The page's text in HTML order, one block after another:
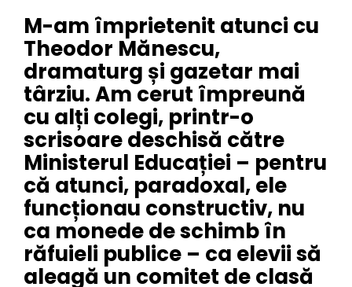
M-am împrietenit atunci cu
Theodor Mănescu,
dramaturg și gazetar mai
târziu. Am cerut împreună
cu alți colegi, printr-o
scrisoare deschisă către
Ministerul Educației – pentru
că atunci, paradoxal, ele
funcționau constructiv, nu
ca monede de schimb în
răfuieli publice – ca elevii să
aleagă un comitet de clasă